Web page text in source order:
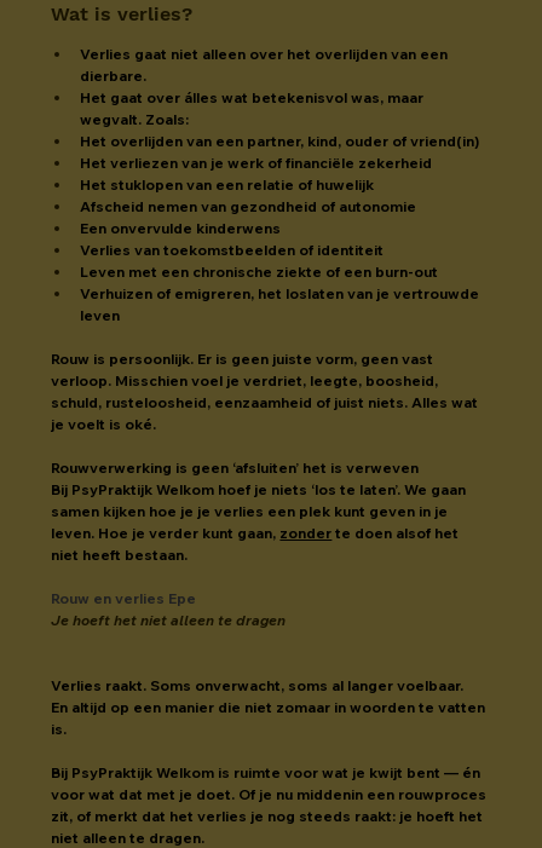
Wat is verlies?
Verlies gaat niet alleen over het overlijden van een
dierbare.
Het gaat over álles wat betekenisvol was, maar
wegvalt. Zoals:
Het overlijden van een partner, kind, ouder of vriend(in)
Het verliezen van je werk of financiële zekerheid
Het stuklopen van een relatie of huwelijk
Afscheid nemen van gezondheid of autonomie
Een onvervulde kinderwens
Verlies van toekomstbeelden of identiteit
Leven met een chronische ziekte of een burn-out
Verhuizen of emigreren, het loslaten van je vertrouwde
leven
Rouw is persoonlijk. Er is geen juiste vorm, geen vast
verloop. Misschien voel je verdriet, leegte, boosheid,
schuld, rusteloosheid, eenzaamheid of juist niets. Alles wat
je voelt is oké.
Rouwverwerking is geen ‘afsluiten’ het is verweven
Bij PsyPraktijk Welkom hoef je niets ‘los te laten’. We gaan
samen kijken hoe je je verlies een plek kunt geven in je
leven. Hoe je verder kunt gaan, zonder te doen alsof het
niet heeft bestaan.
Rouw en verlies Epe
Je hoeft het niet alleen te dragen
Verlies raakt. Soms onverwacht, soms al langer voelbaar.
En altijd op een manier die niet zomaar in woorden te vatten
is.
Bij PsyPraktijk Welkom is ruimte voor wat je kwijt bent — én
voor wat dat met je doet. Of je nu middenin een rouwproces
zit, of merkt dat het verlies je nog steeds raakt: je hoeft het
niet alleen te dragen.